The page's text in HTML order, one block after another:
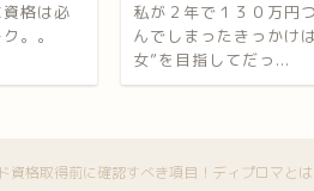
格は必
。。
私が２年で１３０万円
んでしまったきっかけ
女”を目指してだっ...
資格取得前に確認すべき項目！ディプロマとは